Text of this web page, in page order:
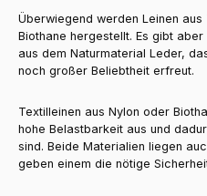
Überwiegend werden Leinen
Biothane hergestellt. Es gibt
aus dem Naturmaterial Leder,
noch großer Beliebtheit erfreut.
Textilleinen aus Nylon oder
hohe Belastbarkeit aus und
sind. Beide Materialien liegen
geben einem die nötige